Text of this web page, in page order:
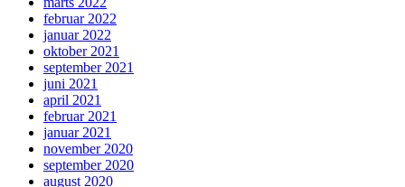
februar 2022
januar 2022
oktober 2021
september 2021
juni 2021
april 2021
februar 2021
januar 2021
november 2020
september 2020
august 2020